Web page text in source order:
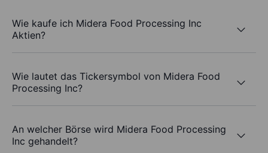
Wie kaufe ich Midera Food Processing Inc
Aktien?
Wie lautet das Tickersymbol von Midera Food
Processing Inc?
An welcher Börse wird Midera Food Processing
Inc gehandelt?